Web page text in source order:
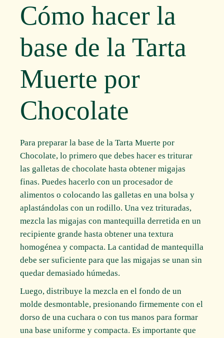
Cómo hacer la
base de la Tarta
Muerte por
Chocolate
Para preparar la base de la Tarta Muerte por
Chocolate, lo primero que debes hacer es triturar
las galletas de chocolate hasta obtener migajas
finas. Puedes hacerlo con un procesador de
alimentos o colocando las galletas en una bolsa y
aplastándolas con un rodillo. Una vez trituradas,
mezcla las migajas con mantequilla derretida en un
recipiente grande hasta obtener una textura
homogénea y compacta. La cantidad de mantequilla
debe ser suficiente para que las migajas se unan sin
quedar demasiado húmedas.
Luego, distribuye la mezcla en el fondo de un
molde desmontable, presionando firmemente con el
dorso de una cuchara o con tus manos para formar
una base uniforme y compacta. Es importante que